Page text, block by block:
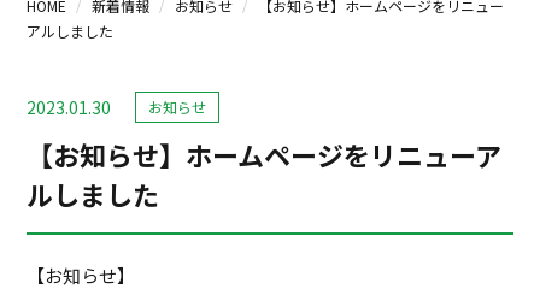
HOME 新着情報 お知らせ
【お知らせ】ホームページをリニュー
アルしました
2023.01.30 お知らせ
【お知らせ】ホームページをリニューア
ルしました
【お知らせ】